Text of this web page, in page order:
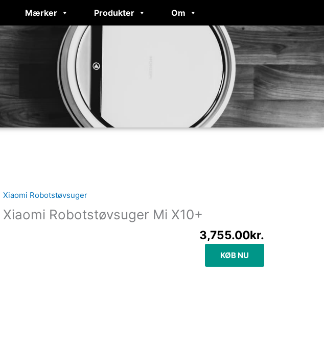
Mærker Produkter Om
Xiaomi Robotstøvsuger
Xiaomi Robotstøvsuger Mi X10+
3,755.00kr.
KØB NU